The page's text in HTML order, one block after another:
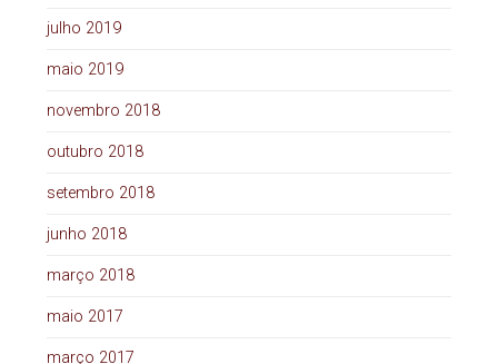
julho 2019
maio 2019
novembro 2018
outubro 2018
setembro 2018
junho 2018
março 2018
maio 2017
março 2017